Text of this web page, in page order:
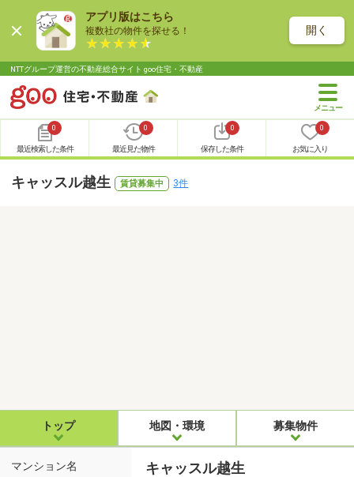
アプリ版はこちら
複数社の物件を探せる！ 開く
NTTグループ運営の不動産総合サイト goo住宅・不動産
0
最近検索した条件
0
最近見た物件
0
保存した条件
0
お気に入り
キャッスル越生 賃貸募集中 3件
トップ 地図・環境 募集物件
マンション名 キャッスル越生